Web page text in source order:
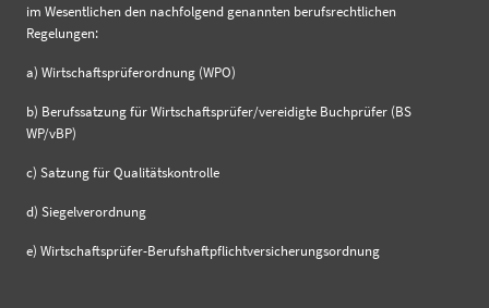
im Wesentlichen den nachfolgend genannten berufsrechtlichen
Regelungen:
a) Wirtschaftsprüferordnung (WPO)
b) Berufssatzung für Wirtschaftsprüfer/vereidigte Buchprüfer (BS
WP/vBP)
c) Satzung für Qualitätskontrolle
d) Siegelverordnung
e) Wirtschaftsprüfer-Berufshaftpflichtversicherungsordnung